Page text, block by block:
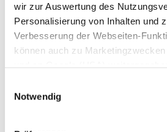
wir zur Auswertung des
Personalisierung von Inhalten und
Verbesserung der Webseiten-
können auch zu
unserenDatenschutzhinweisen
Notwendig
Mikronährstofftherapie sanft und
Medikamente umgehen. Informieren
und Behandlungsmöglichkeiten und
beachten müssen.
Bei Überanstrengung bestimmter